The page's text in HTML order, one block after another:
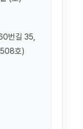
번길 35,
호)